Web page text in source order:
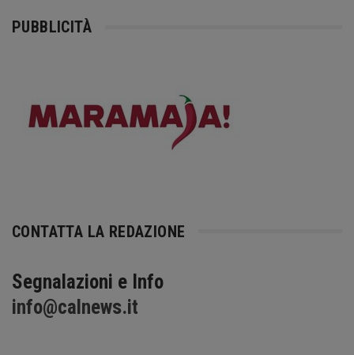
PUBBLICITÀ
CONTATTA LA REDAZIONE
Segnalazioni e Info
info@calnews.it